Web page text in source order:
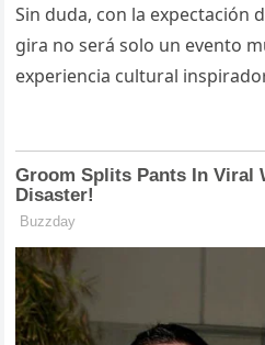
Sin duda, con la expectación
gira no será solo un evento
experiencia cultural